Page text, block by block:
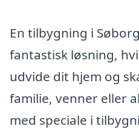
En tilbygning i
fantastisk løsning,
udvide dit hjem og
familie, venner eller
med speciale i